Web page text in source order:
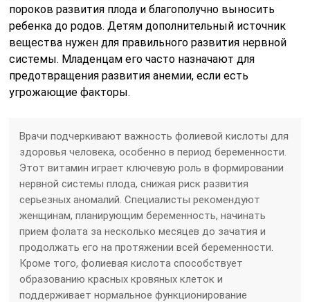
пороков развития плода и благополучно выносить
ребенка до родов. Детям дополнительный источник
вещества нужен для правильного развития нервной
системы. Младенцам его часто назначают для
предотвращения развития анемии, если есть
угрожающие факторы.
Врачи подчеркивают важность фолиевой кислоты для
здоровья человека, особенно в период беременности.
Этот витамин играет ключевую роль в формировании
нервной системы плода, снижая риск развития
серьезных аномалий. Специалисты рекомендуют
женщинам, планирующим беременность, начинать
прием фолата за несколько месяцев до зачатия и
продолжать его на протяжении всей беременности.
Кроме того, фолиевая кислота способствует
образованию красных кровяных клеток и
поддерживает нормальное функционирование